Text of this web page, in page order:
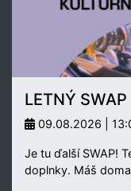
LETNÝ SWAP
09.08.2026 |
Je tu ďalší SWAP!
doplnky. Máš